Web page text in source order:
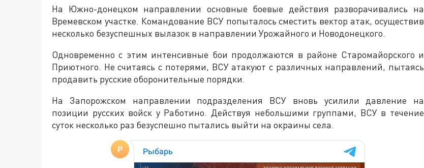
На Южно-донецком направлении основные боевые действия разворачивались на
Времевском участке. Командование ВСУ попыталось сместить вектор атак, осуществив
несколько безуспешных вылазок в направлении Урожайного и Новодонецкого.
Одновременно с этим интенсивные бои продолжаются в районе Старомайорского и
Приютного. Не считаясь с потерями, ВСУ атакуют с различных направлений, пытаясь
продавить русские оборонительные порядки.
На Запорожском направлении подразделения ВСУ вновь усилили давление на
позиции русских войск у Работино. Действуя небольшими группами, ВСУ в течение
суток несколько раз безуспешно пытались выйти на окраины села.